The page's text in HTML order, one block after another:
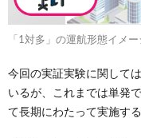
「1対多」の運航形態イメ
今回の実証実験に関して
いるが、これまでは単発
て長期にわたって実施す